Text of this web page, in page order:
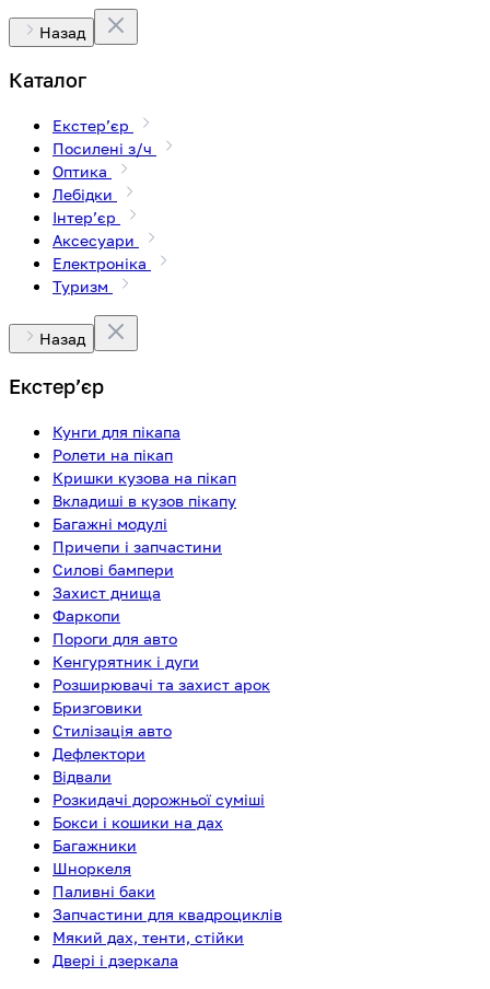
Назад
Каталог
Екстерʼєр
Посилені з/ч
Оптика
Лебідки
Інтерʼєр
Аксесуари
Електроніка
Туризм
Назад
Екстерʼєр
Кунги для пікапа
Ролети на пікап
Кришки кузова на пікап
Вкладиші в кузов пікапу
Багажні модулі
Причепи і запчастини
Силові бампери
Захист днища
Фаркопи
Пороги для авто
Кенгурятник і дуги
Розширювачі та захист арок
Бризговики
Стилізація авто
Дефлектори
Відвали
Розкидачі дорожньої суміші
Бокси і кошики на дах
Багажники
Шноркеля
Паливні баки
Запчастини для квадроциклів
Мякий дах, тенти, стійки
Двері і дзеркала